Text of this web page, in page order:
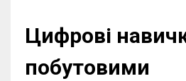
Цифрові
побутовими